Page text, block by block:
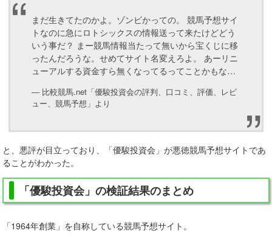
まだ生きてたのかよ。ゾンビかっての。 競馬予想サイ
トなのに急にロトシックスの情報送って来たけどどう
いう事だ？ まー競馬情報当たって無いから宝くじに移
ったんだろうな。せめてサイト名変えろよ。 あーリニ
ューアルする資金すら無くなってるってことかもな…
― 比較競馬.net「優駿投資会の評判、口コミ、評価、レビ
ュー、競馬予想」より
と、悪評が目立っており、「優駿投資会」が悪徳競馬予想サイトであ
ることがわかった。
「優駿投資会」の検証結果のまとめ
「1964年創業」を自称している競馬予想サイト。